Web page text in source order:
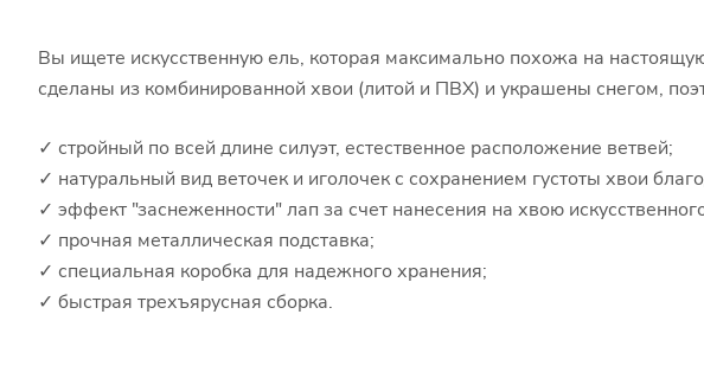
Вы ищете искусственную ель, которая максимально похожа на
сделаны из комбинированной хвои (литой и ПВХ) и украшены снегом,
✓ стройный по всей длине силуэт, естественное расположение ветвей;
✓ натуральный вид веточек и иголочек с сохранением густоты хвои
✓ эффект "заснеженности" лап за счет нанесения на хвою
✓ прочная металлическая подставка;
✓ специальная коробка для надежного хранения;
✓ быстрая трехъярусная сборка.